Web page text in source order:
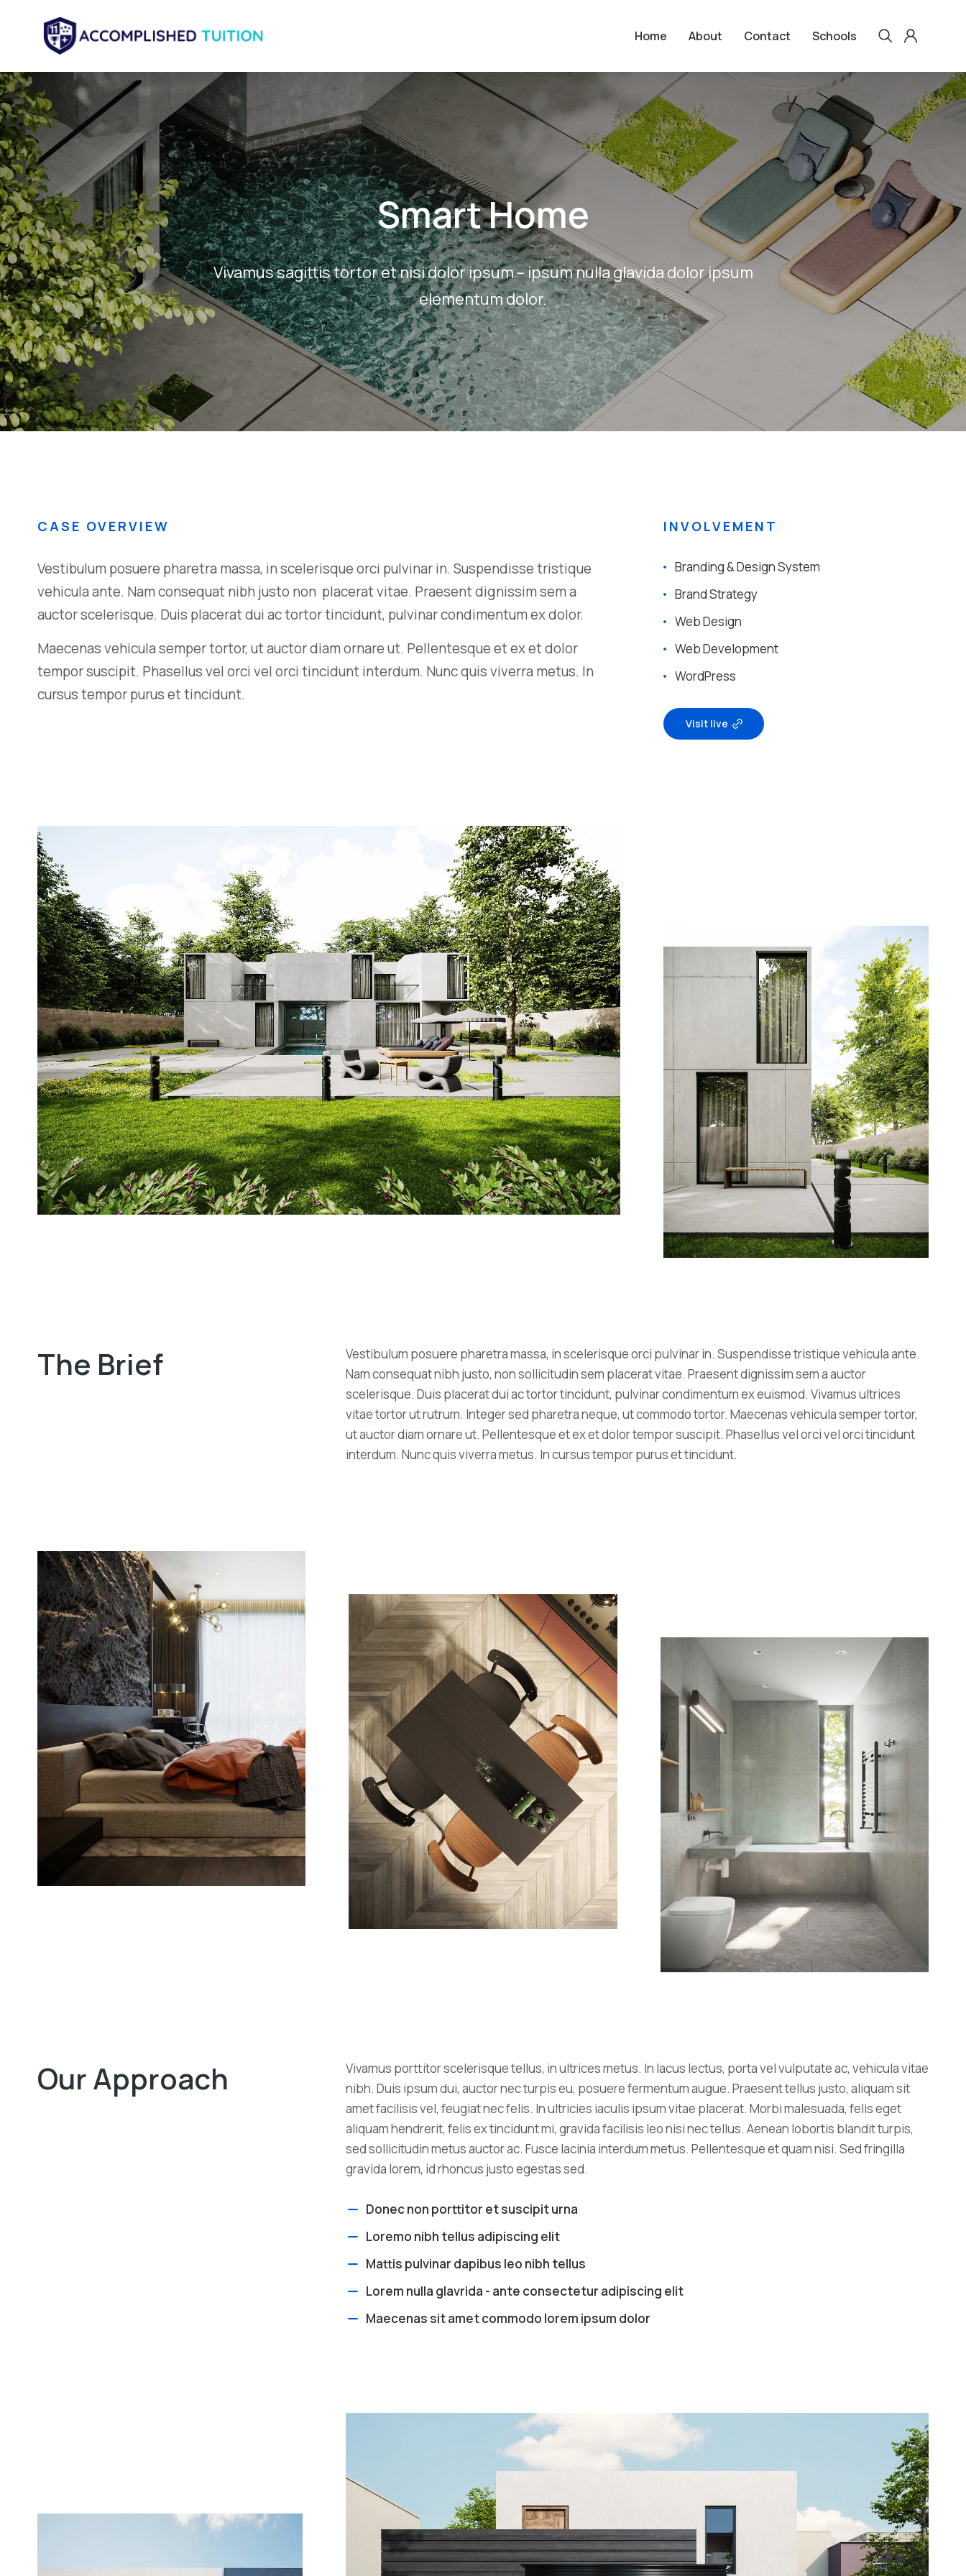
Home About Contact Schools
Smart Home
Vivamus sagittis tortor et nisi dolor ipsum – ipsum nulla glavida dolor ipsum
elementum dolor.
CASE OVERVIEW
Vestibulum posuere pharetra massa, in scelerisque orci pulvinar in. Suspendisse tristique
vehicula ante. Nam consequat nibh justo non placerat vitae. Praesent dignissim sem a
auctor scelerisque. Duis placerat dui ac tortor tincidunt, pulvinar condimentum ex dolor.
Maecenas vehicula semper tortor, ut auctor diam ornare ut. Pellentesque et ex et dolor
tempor suscipit. Phasellus vel orci vel orci tincidunt interdum. Nunc quis viverra metus. In
cursus tempor purus et tincidunt.
INVOLVEMENT
Branding & Design System
Brand Strategy
Web Design
Web Development
WordPress
Visit live
The Brief
Vestibulum posuere pharetra massa, in scelerisque orci pulvinar in. Suspendisse tristique vehicula ante.
Nam consequat nibh justo, non sollicitudin sem placerat vitae. Praesent dignissim sem a auctor
scelerisque. Duis placerat dui ac tortor tincidunt, pulvinar condimentum ex euismod. Vivamus ultrices
vitae tortor ut rutrum. Integer sed pharetra neque, ut commodo tortor. Maecenas vehicula semper tortor,
ut auctor diam ornare ut. Pellentesque et ex et dolor tempor suscipit. Phasellus vel orci vel orci tincidunt
interdum. Nunc quis viverra metus. In cursus tempor purus et tincidunt.
Our Approach
Vivamus porttitor scelerisque tellus, in ultrices metus. In lacus lectus, porta vel vulputate ac, vehicula vitae
nibh. Duis ipsum dui, auctor nec turpis eu, posuere fermentum augue. Praesent tellus justo, aliquam sit
amet facilisis vel, feugiat nec felis. In ultricies iaculis ipsum vitae placerat. Morbi malesuada, felis eget
aliquam hendrerit, felis ex tincidunt mi, gravida facilisis leo nisi nec tellus. Aenean lobortis blandit turpis,
sed sollicitudin metus auctor ac. Fusce lacinia interdum metus. Pellentesque et quam nisi. Sed fringilla
gravida lorem, id rhoncus justo egestas sed.
Donec non porttitor et suscipit urna
Loremo nibh tellus adipiscing elit
Mattis pulvinar dapibus leo nibh tellus
Lorem nulla glavrida - ante consectetur adipiscing elit
Maecenas sit amet commodo lorem ipsum dolor